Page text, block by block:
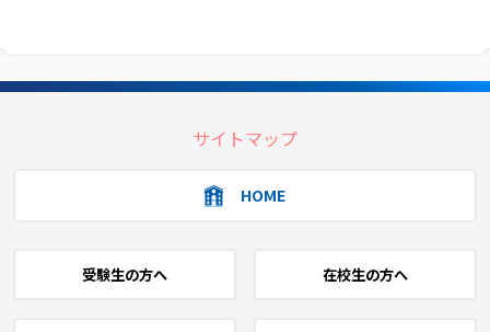
サイトマップ
HOME
受験生の方へ 在校生の方へ